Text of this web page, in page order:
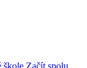
škole Začít spolu